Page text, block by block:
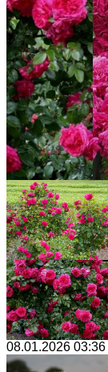
08.01.2026 03:36